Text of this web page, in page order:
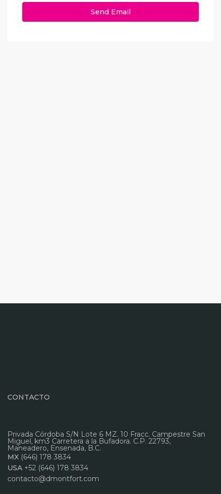
CONTACTO
Privada Córdoba S/N Lote 6 MZ. 10 Fracc. Campestre San
Miguel, km3 Carretera a la Bufadora. C.P. 22793,
Maneadero, Ensenada, B.C.
MX (646) 178 3834
USA +52 (646) 178 3834
contacto@dmontfort.com